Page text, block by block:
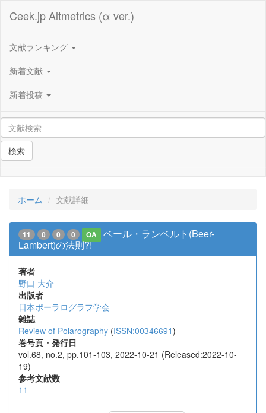
Ceek.jp Altmetrics (α ver.)
文献ランキング
新着文献
新着投稿
検索
ホーム 文献詳細
11 0 0 0 OA
ベール・ランベルト(Beer-
Lambert)の法則?!
著者
野口 大介
出版者
日本ポーラログラフ学会
雑誌
Review of Polarography (ISSN:00346691)
巻号頁・発行日
vol.68, no.2, pp.101-103, 2022-10-21 (Released:2022-10-
19)
参考文献数
11